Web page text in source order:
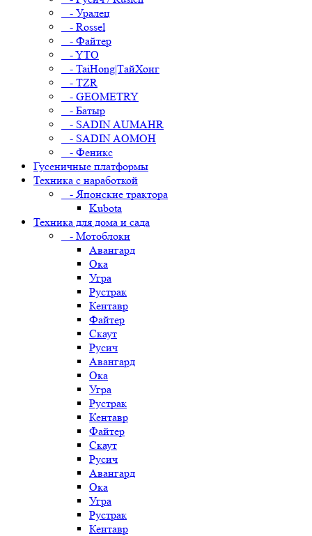
- Уралец
- Rossel
- Файтер
- YTO
- TaiHong|ТайХонг
- TZR
- GEOMETRY
- Батыр
- SADIN AUMAHR
- SADIN AOMOH
- Феникс
Гусеничные платформы
Техника с наработкой
- Японские трактора
Kubota
Техника для дома и сада
- Мотоблоки
Авангард
Ока
Угра
Рустрак
Кентавр
Файтер
Скаут
Русич
Авангард
Ока
Угра
Рустрак
Кентавр
Файтер
Скаут
Русич
Авангард
Ока
Угра
Рустрак
Кентавр